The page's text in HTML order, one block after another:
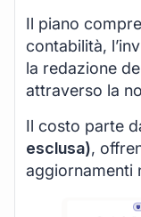
Il piano
contabilità,
la redazione
attraverso la
Il costo parte
esclusa),
aggiornamenti